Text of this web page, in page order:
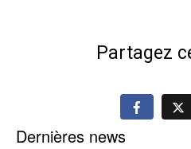
Partagez
Dernières news